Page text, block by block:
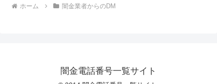
ホーム 闇金業者からのDM
闇金電話番号一覧サイト